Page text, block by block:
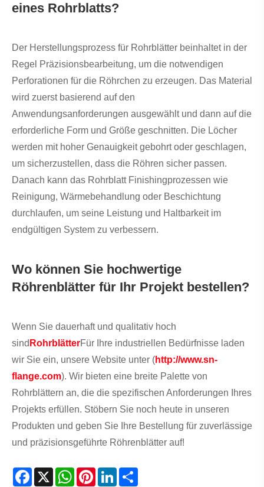
eines Rohrblatts?
Der Herstellungsprozess für Rohrblätter beinhaltet in der
Regel Präzisionsbearbeitung, um die notwendigen
Perforationen für die Röhrchen zu erzeugen. Das Material
wird zuerst basierend auf den
Anwendungsanforderungen ausgewählt und dann auf die
erforderliche Form und Größe geschnitten. Die Löcher
werden mit hoher Genauigkeit gebohrt oder geschlagen,
um sicherzustellen, dass die Röhren sicher passen.
Danach kann das Rohrblatt Finishingprozessen wie
Reinigung, Wärmebehandlung oder Beschichtung
durchlaufen, um seine Leistung und Haltbarkeit im
endgültigen System zu verbessern.
Wo können Sie hochwertige
Röhrenblätter für Ihr Projekt bestellen?
Wenn Sie dauerhaft und qualitativ hoch
sind RohrblätterFür Ihre industriellen Bedürfnisse laden
wir Sie ein, unsere Website unter (http://www.sn-
flange.com). Wir bieten eine breite Palette von
Rohrblättern an, die die spezifischen Anforderungen Ihres
Projekts erfüllen. Stöbern Sie noch heute in unseren
Produkten und geben Sie Ihre Bestellung für zuverlässige
und präzisionsgeführte Röhrenblätter auf!
Facebook
X WhatsAppPinterestLinkedIn